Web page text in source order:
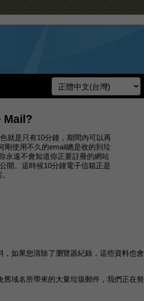
Mail?
就是只有10分鐘，期間內可以再
剛使用不久的email總是收的到垃
永遠不會知道你正要註冊的網站
開。這時候10分鐘電子信箱正是
如果您清除了瀏覽器紀錄，這些資料也會
域名所帶來的大量垃圾郵件，我們正在努